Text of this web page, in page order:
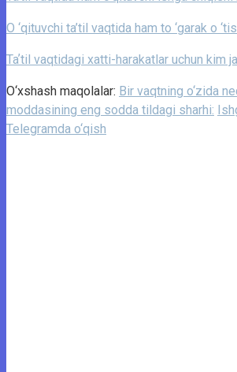
O ‘qituvchi ta’til vaqtida ham to ‘garak o
Taʼtil vaqtidagi xatti-harakatlar uchun kim
O‘xshash maqolalar: Bir vaqtning o‘zida
moddasining eng sodda tildagi sharhi:
Telegramda o‘qish